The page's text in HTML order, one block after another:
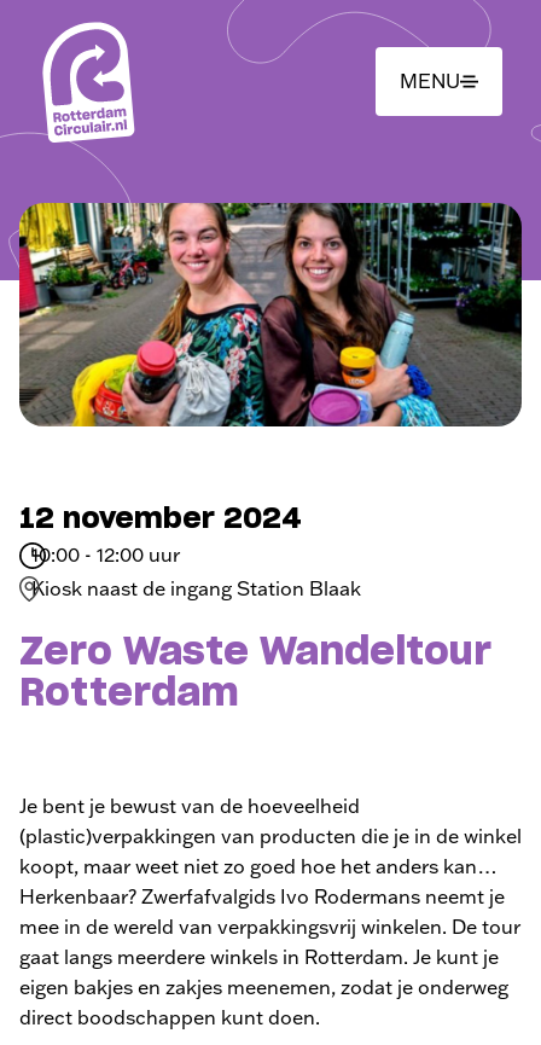
hoofdinhoud
MENU
12 november 2024
10:00 - 12:00 uur
Kiosk naast de ingang Station Blaak
Zero Waste Wandeltour
Rotterdam
Je bent je bewust van de hoeveelheid
(plastic)verpakkingen van producten die je in de winkel
koopt, maar weet niet zo goed hoe het anders kan…
Herkenbaar? Zwerfafvalgids Ivo Rodermans neemt je
mee in de wereld van verpakkingsvrij winkelen. De tour
gaat langs meerdere winkels in Rotterdam. Je kunt je
eigen bakjes en zakjes meenemen, zodat je onderweg
direct boodschappen kunt doen.